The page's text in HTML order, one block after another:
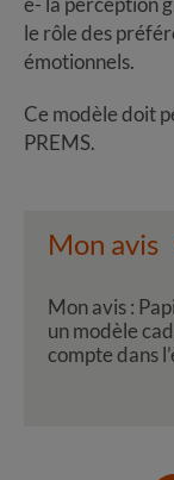
le rôle des
émotionnels.
Ce modèle doit
PREMS.
Mon avis
Mon avis :
un modèle
compte dans